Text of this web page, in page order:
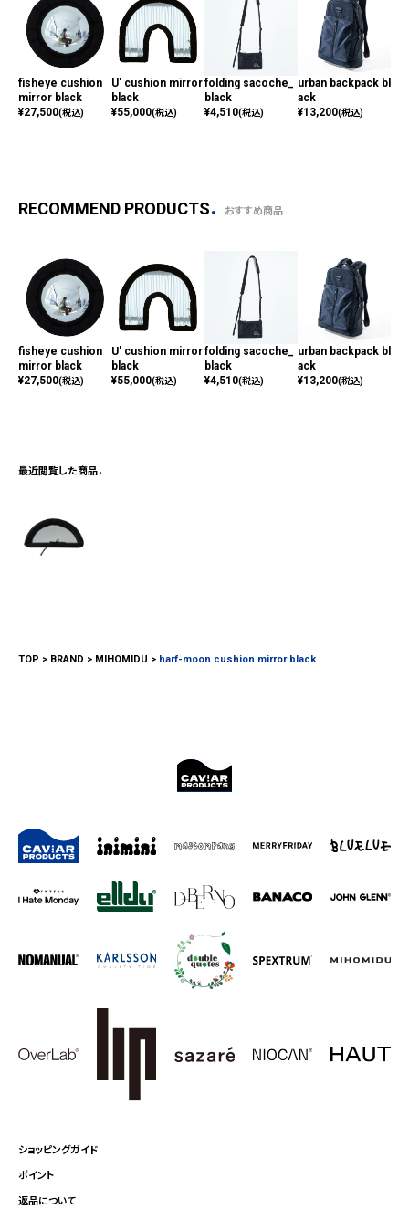
fisheye cushion
mirror black
¥27,500(税込)
U' cushion mirror
black
¥55,000(税込)
folding sacoche_
black
¥4,510(税込)
urban backpack bl
ack
¥13,200(税込)
RECOMMEND PRODUCTS おすすめ商品
fisheye cushion
mirror black
¥27,500(税込)
U' cushion mirror
black
¥55,000(税込)
folding sacoche_
black
¥4,510(税込)
urban backpack bl
ack
¥13,200(税込)
最近閲覧した商品
TOP BRAND MIHOMIDU harf-moon cushion mirror black
ショッピングガイド
ポイント
返品について